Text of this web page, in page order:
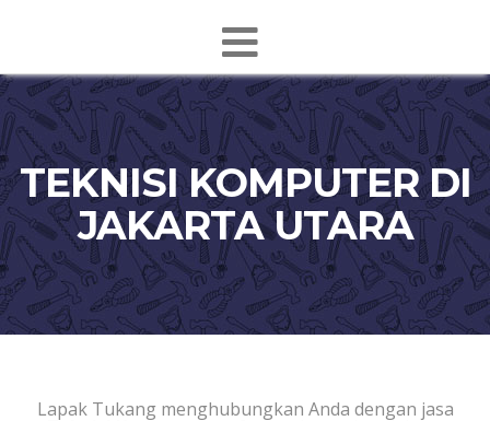
TEKNISI KOMPUTER DI
JAKARTA UTARA
Lapak Tukang menghubungkan Anda dengan jasa